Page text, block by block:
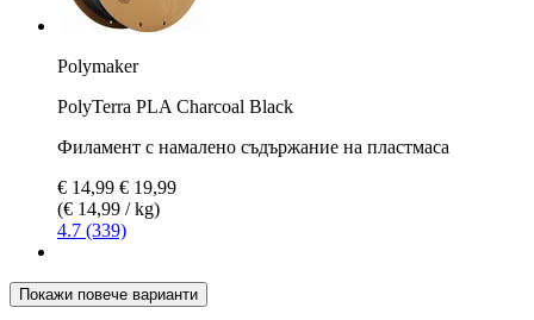
Polymaker
PolyTerra PLA Charcoal Black
Филамент с намалено съдържание на пластмаса
€ 14,99 € 19,99
(€ 14,99 / kg)
4.7 (339)
Покажи повече варианти